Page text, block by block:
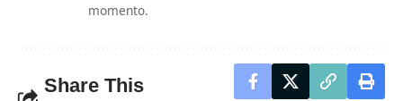
momento.
Share This